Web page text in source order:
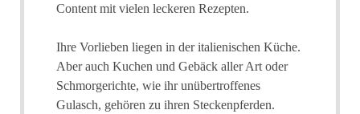
Content mit vielen leckeren Rezepten.
Ihre Vorlieben liegen in der italienischen Küche.
Aber auch Kuchen und Gebäck aller Art oder
Schmorgerichte, wie ihr unübertroffenes
Gulasch, gehören zu ihren Steckenpferden.